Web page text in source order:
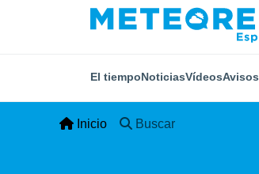
El tiempoNoticiasVídeosAvisos
Inicio Buscar